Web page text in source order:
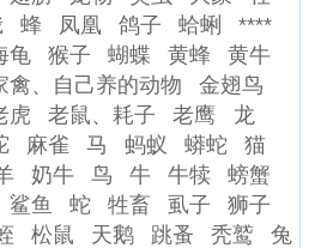
蜂 凤凰 鸽子 蛤蜊
****
龟 猴子 蝴蝶 黄蜂
黄牛
禽、自己养的动物
金翅鸟
虎 老鼠、耗子 老鹰
龙
麻雀 马 蚂蚁 蟒蛇
猫
奶牛 鸟 牛 牛犊
螃蟹
鲨鱼 蛇 牲畜 虱子
狮子
松鼠 天鹅 跳蚤 秃鹫
兔